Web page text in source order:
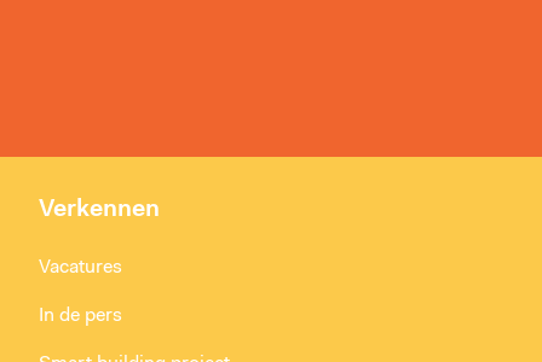
Verkennen
Vacatures
In de pers